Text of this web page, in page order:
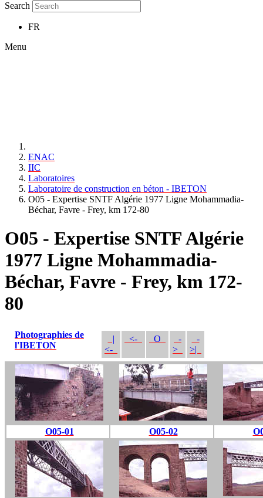
Search
FR
Menu
ENAC
IIC
Laboratoires
Laboratoire de construction en béton - IBETON
O05 - Expertise SNTF Algérie 1977 Ligne Mohammadia-
Béchar, Favre - Frey, km 172-80
O05 - Expertise SNTF Algérie
1977 Ligne Mohammadia-
Béchar, Favre - Frey, km 172-
80
Photographies de
l'IBETON
|
<-
<- O
-
>
-
>|
O05-01 O05-02